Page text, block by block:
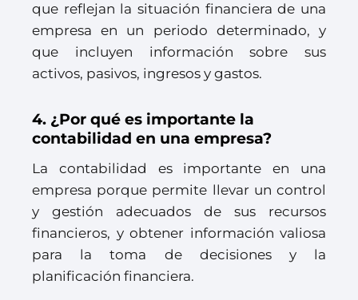
que reflejan la situación financiera de una
empresa en un periodo determinado, y
que incluyen información sobre sus
activos, pasivos, ingresos y gastos.
4. ¿Por qué es importante la
contabilidad en una empresa?
La contabilidad es importante en una
empresa porque permite llevar un control
y gestión adecuados de sus recursos
financieros, y obtener información valiosa
para la toma de decisiones y la
planificación financiera.